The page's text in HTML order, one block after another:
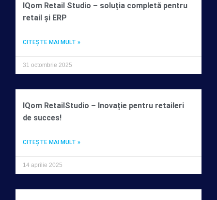
IQom Retail Studio – soluția completă pentru
retail și ERP
CITEŞTE MAI MULT »
31 octombrie 2025
IQom RetailStudio – Inovație pentru retaileri
de succes!
CITEŞTE MAI MULT »
14 aprilie 2025